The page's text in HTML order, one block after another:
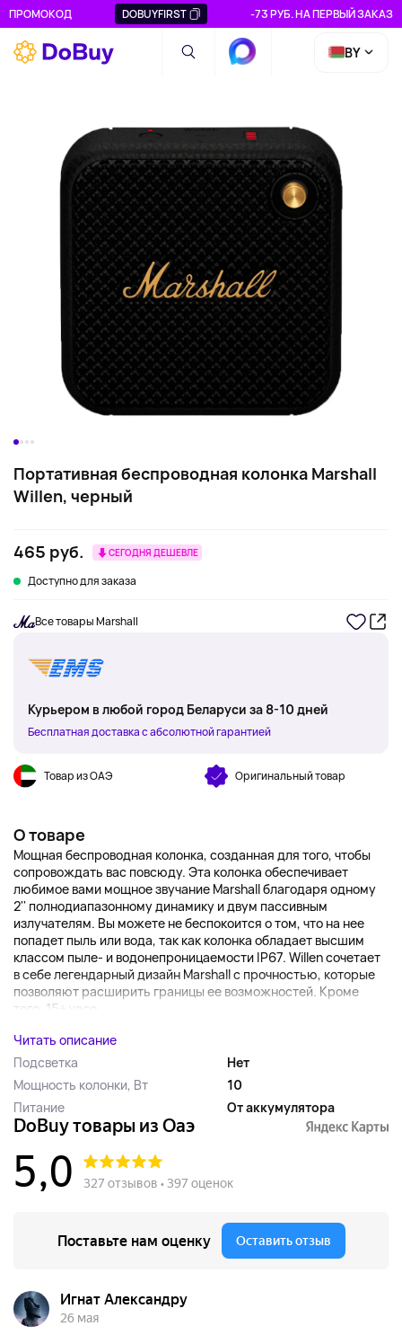
ПРОМОКОД DOBUYFIRST -73 РУБ. НА ПЕРВЫЙ ЗАКАЗ
BY
Портативная беспроводная колонка Marshall
Willen, черный
465 руб. СЕГОДНЯ ДЕШЕВЛЕ
Доступно для заказа
Все товары Marshall
Курьером в любой город Беларуси за 8-10 дней
Бесплатная доставка с абсолютной гарантией
Товар из ОАЭ Оригинальный товар
О товаре
Мощная беспроводная колонка, созданная для того, чтобы
сопровождать вас повсюду. Эта колонка обеспечивает
любимое вами мощное звучание Marshall благодаря одному
2'' полнодиапазонному динамику и двум пассивным
излучателям. Вы можете не беспокоится о том, что на нее
попадет пыль или вода, так как колонка обладает высшим
классом пыле- и водонепроницаемости IP67. Willen сочетает
в себе легендарный дизайн Marshall с прочностью, которые
позволяют расширить границы ее возможностей. Кроме
того, 15+ часо...
Читать описание
Подсветка
Нет
Мощность колонки, Вт
10
Питание
От аккумулятора